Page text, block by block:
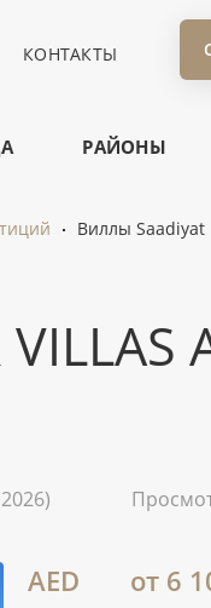
КОНТАКТЫ
РАЙОНЫ
Виллы Saadiyat
AED от 6